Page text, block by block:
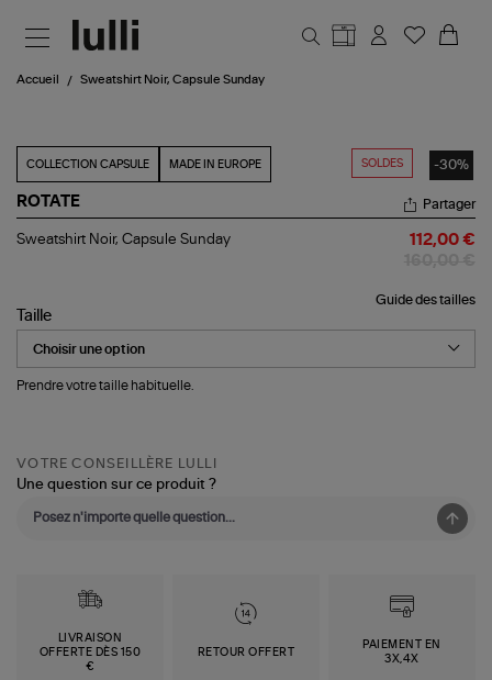
Accueil Sweatshirt Noir, Capsule Sunday
SOLDES -30%
COLLECTION CAPSULE MADE IN EUROPE
ROTATE
Sweatshirt
Partager
Sweatshirt Noir, Capsule Sunday 112,00 €
Guide des tailles
Taille
Prendre votre taille habituelle.
VOTRE CONSEILLÈRE LULLI
Une question sur ce produit ?
LIVRAISON
OFFERTE DÈS 150
€
RETOUR OFFERT
PAIEMENT EN
3X,4X